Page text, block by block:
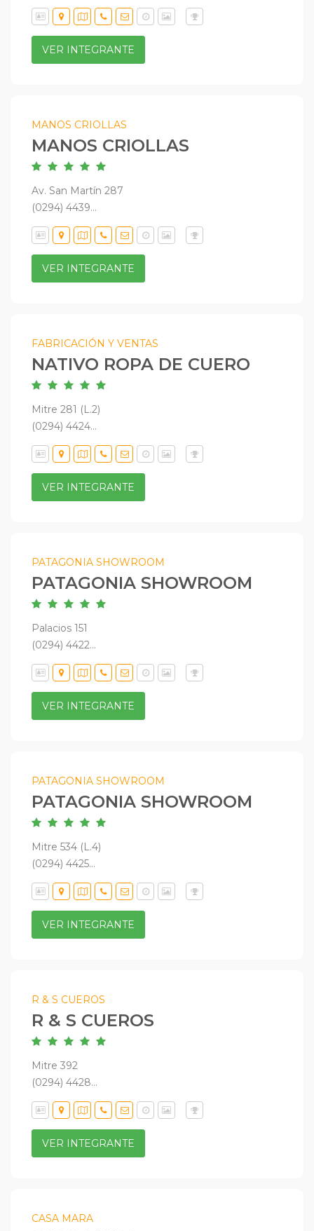
VER INTEGRANTE
MANOS CRIOLLAS
MANOS CRIOLLAS
Av. San Martín 287
(0294) 4439...
VER INTEGRANTE
FABRICACIÓN Y VENTAS
NATIVO ROPA DE CUERO
Mitre 281 (L.2)
(0294) 4424...
VER INTEGRANTE
PATAGONIA SHOWROOM
PATAGONIA SHOWROOM
Palacios 151
(0294) 4422...
VER INTEGRANTE
PATAGONIA SHOWROOM
PATAGONIA SHOWROOM
Mitre 534 (L.4)
(0294) 4425...
VER INTEGRANTE
R & S CUEROS
R & S CUEROS
Mitre 392
(0294) 4428...
VER INTEGRANTE
CASA MARA